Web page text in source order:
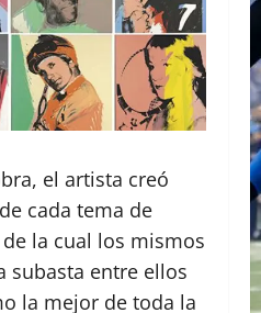
el artista creó
cada tema de
la cual los mismos
subasta entre ellos
la mejor de toda la